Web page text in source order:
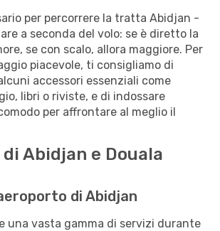
per percorrere la tratta Abidjan -
a seconda del volo: se è diretto la
se con scalo, allora maggiore. Per
piacevole, ti consigliamo di
accessori essenziali come
libri o riviste, e di indossare
per affrontare al meglio il
Abidjan e Douala
di Abidjan
una vasta gamma di servizi durante